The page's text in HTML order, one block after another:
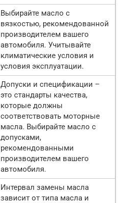
Выбирайте масло с
вязкостью, рекомендованной
производителем вашего
автомобиля. Учитывайте
климатические условия и
условия эксплуатации.
Допуски и спецификации –
это стандарты качества,
которые должны
соответствовать моторные
масла. Выбирайте масло с
допусками,
рекомендованными
производителем вашего
автомобиля.
Интервал замены масла
зависит от типа масла и